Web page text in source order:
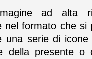
ad alta
nel formato che si
una serie di icone
della presente o